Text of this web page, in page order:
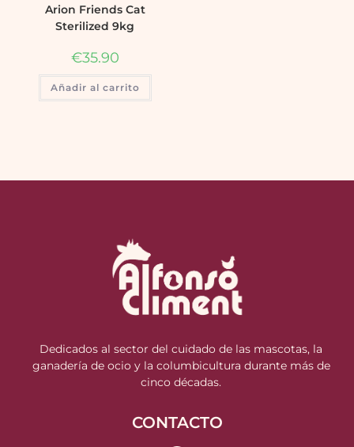
Arion Friends Cat
Sterilized 9kg
€35.90
Añadir al carrito
Dedicados al sector del cuidado de las mascotas, la
ganadería de ocio y la columbicultura durante más de
cinco décadas.
CONTACTO